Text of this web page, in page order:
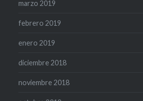
marzo 2019
febrero 2019
enero 2019
diciembre 2018
noviembre 2018